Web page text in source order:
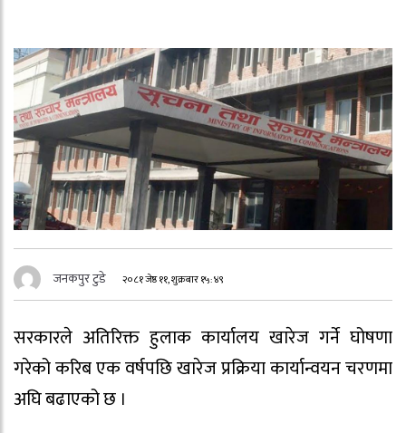
जनकपुर टुडे २०८१ जेष्ठ ११, शुक्रबार १५:४९
सरकारले अतिरिक्त हुलाक कार्यालय खारेज गर्ने घोषणा
गरेको करिब एक वर्षपछि खारेज प्रक्रिया कार्यान्वयन चरणमा
अघि बढाएको छ ।